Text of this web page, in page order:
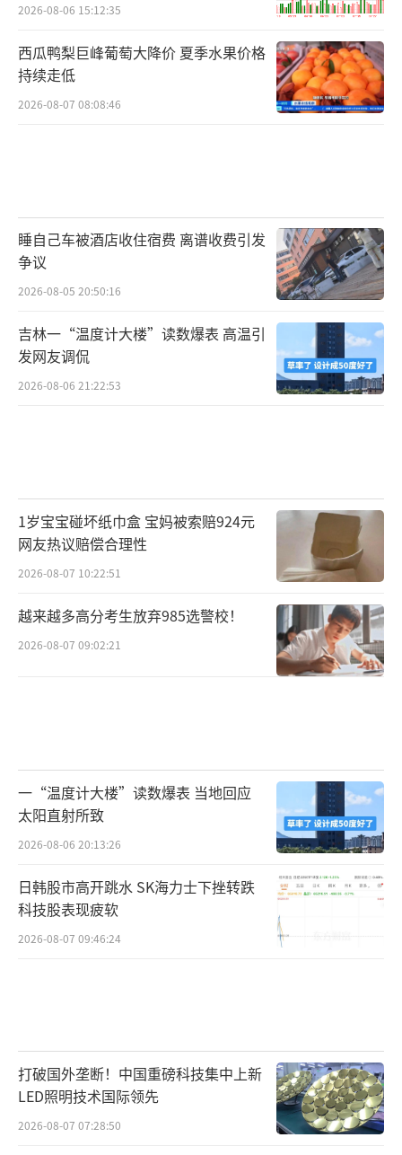
2026-08-06 15:12:35
西瓜鸭梨巨峰葡萄大降价 夏季水果价格
持续走低
2026-08-07 08:08:46
睡自己车被酒店收住宿费 离谱收费引发
争议
2026-08-05 20:50:16
吉林一“温度计大楼”读数爆表 高温引
发网友调侃
2026-08-06 21:22:53
1岁宝宝碰坏纸巾盒 宝妈被索赔924元
网友热议赔偿合理性
2026-08-07 10:22:51
越来越多高分考生放弃985选警校！
2026-08-07 09:02:21
一“温度计大楼”读数爆表 当地回应
太阳直射所致
2026-08-06 20:13:26
日韩股市高开跳水 SK海力士下挫转跌
科技股表现疲软
2026-08-07 09:46:24
打破国外垄断！中国重磅科技集中上新
LED照明技术国际领先
2026-08-07 07:28:50